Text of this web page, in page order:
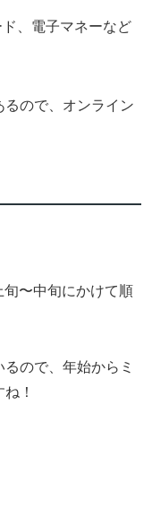
、電子マネーなど
ので、オンライン
〜中旬にかけて順
ので、年始からミ
！